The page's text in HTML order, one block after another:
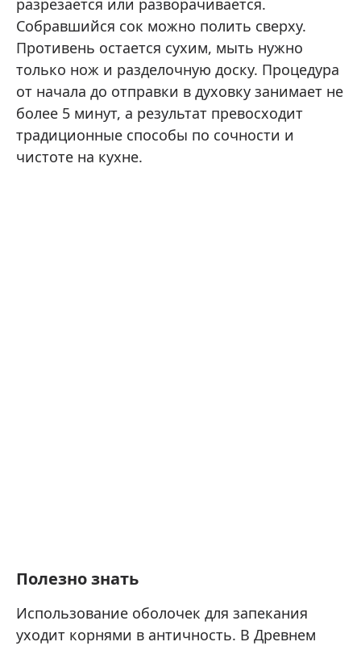
разрезается или разворачивается.
Собравшийся сок можно полить сверху.
Противень остается сухим, мыть нужно
только нож и разделочную доску. Процедура
от начала до отправки в духовку занимает не
более 5 минут, а результат превосходит
традиционные способы по сочности и
чистоте на кухне.
Полезно знать
Использование оболочек для запекания
уходит корнями в античность. В Древнем